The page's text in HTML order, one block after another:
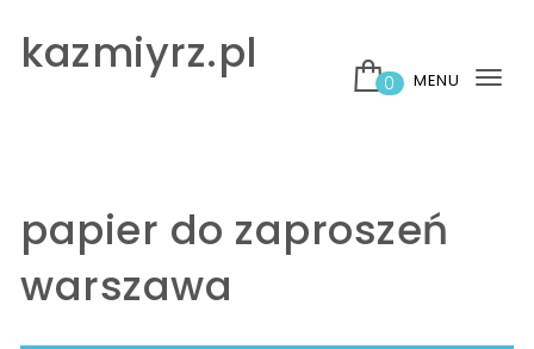
kazmiyrz.pl
0 MENU
papier do zaproszeń
warszawa